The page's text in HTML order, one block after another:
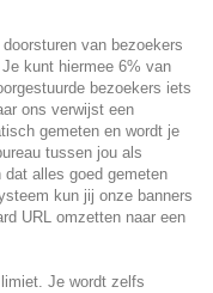
van bezoekers
kunt hiermee 6% van
bezoekers iets
ons verwijst een
gemeten en wordt je
tussen jou als
alles goed gemeten
kun jij onze banners
URL omzetten naar een
Je wordt zelfs